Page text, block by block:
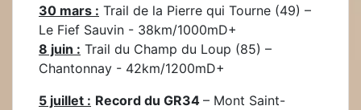
30 mars : Trail de la Pierre qui Tourne (49) –
Le Fief Sauvin - 38km/1000mD+
8 juin : Trail du Champ du Loup (85) –
Chantonnay - 42km/1200mD+
5 juillet : Record du GR34 – Mont Saint-